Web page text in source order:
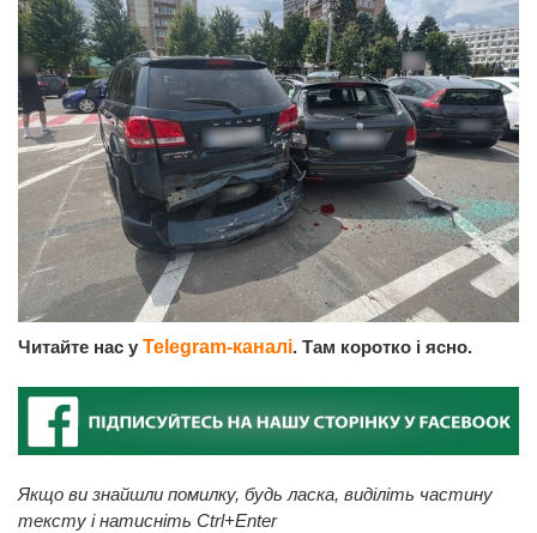
Читайте нас у Telegram-каналі. Там коротко і ясно.
Якщо ви знайшли помилку, будь ласка, виділіть частину
тексту і натисніть Ctrl+Enter